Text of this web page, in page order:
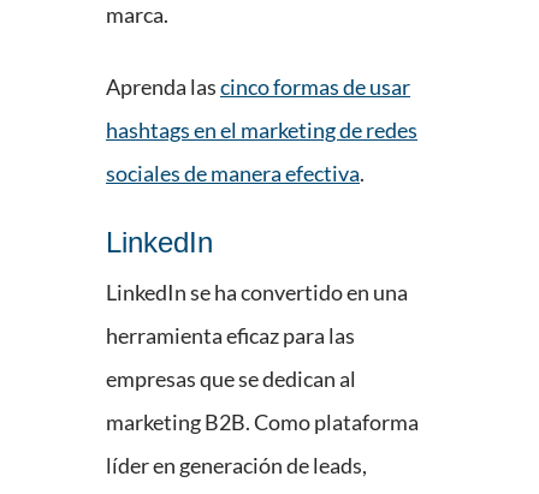
marca.
Aprenda lascinco formas de usar
hashtags en el marketing de redes
sociales de manera efectiva.
LinkedIn
LinkedIn se ha convertido en una
herramienta eficaz para las
empresas que se dedican al
marketing B2B. Como plataforma
líder en generación de leads,